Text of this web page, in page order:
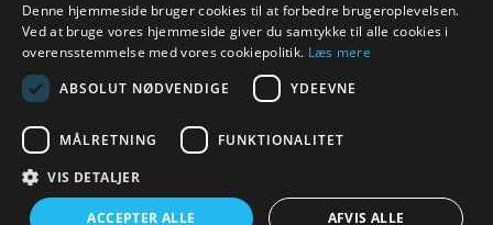
Tilmeld
© Copyright Ferieboligweb.dk
Denne hjemmeside bruger cookies til at forbedre brugeroplevelsen.
Ved at bruge vores hjemmeside giver du samtykke til alle cookies i
overensstemmelse med vores cookiepolitik. Læs mere
ABSOLUT NØDVENDIGE
YDEEVNE
MÅLRETNING FUNKTIONALITET
VIS DETALJER
ACCEPTER ALLE AFVIS ALLE